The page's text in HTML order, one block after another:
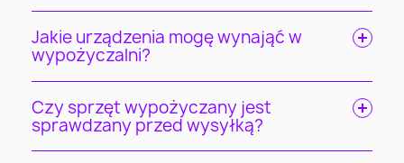
Jakie urządzenia mogę wynająć w
wypożyczalni?
Czy sprzęt wypożyczany jest
sprawdzany przed wysyłką?